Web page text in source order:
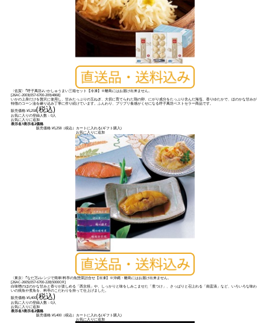
〈佐賀〉｢呼子萬坊｣いかしゅうまい三箱セット【冷凍】※離島にはお届け出来ません。
[26AC-2003(057-6700-209)4868]
いかの上身だけを贅沢に使用し、甘みたっぷりの玉ねぎ、大切に育てられた鶏の卵、にがり成分をたっぷり含んだ海塩、香りゆたかで、ほのかな甘みが
特徴のコーン油を練り込み丁寧に作り続けています。ふんわり、プリプリ食感がくせになる呼子萬坊ベストセラー商品です。
販売価格:¥5,258(税込)
お気に入りの登録人数：0人
お気に入りに追加
表示名1表示名2価格
販売価格:¥5,258（税込） カートに入れる(ギフト購入)
お気に入りに追加
〈東京〉｢なだ万｣レンジで簡単!料亭の魚惣菜詰合せ【冷凍】※沖縄・離島にはお届け出来ません。
[26AC-2605(057-6700-228)5000OR]
白味噌のほのかな甘みと香りが楽しめる「西京焼」や、しっかりと味をしみこませた「煮つけ」、さっぱりと召上れる「南蛮漬」など、いろいろな味わ
いの焼魚や煮魚を、料亭のこだわりを持って仕上げました。
販売価格:¥5,400(税込)
お気に入りの登録人数：0人
お気に入りに追加
表示名1表示名2価格
販売価格:¥5,400（税込） カートに入れる(ギフト購入)
お気に入りに追加